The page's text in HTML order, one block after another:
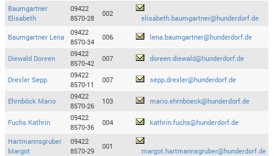
Baumgartner
Elisabeth
09422
8570-28
002
elisabeth.baumgartner@hunderdorf.de
Baumgartner Lena
09422
8570-34
006 lena.baumgartner@hunderdorf.de
Diewald Doreen
09422
8570-42
007 doreen.diewald@hunderdorf.de
Drexler Sepp
09422
8570-11
007 sepp.drexler@hunderdorf.de
Ehrnböck Mario
09422
8570-26
103 mario.ehrnboeck@hunderdorf.de
Fuchs Kathrin
09422
8570-36
004 kathrin.fuchs@hunderdorf.de
Hartmannsgruber
Margot
09422
8570-29
001
margot.hartmannsgruber@hunderdorf.de